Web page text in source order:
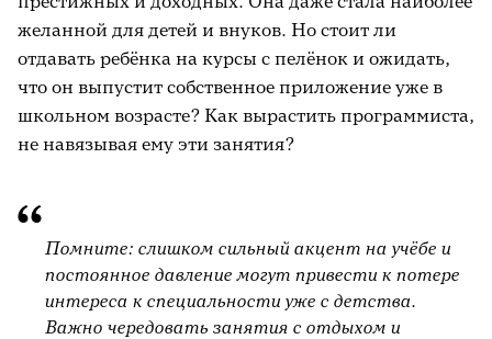
желанной для детей и внуков. Но стоит ли
отдавать ребёнка на курсы с пелёнок и ожидать,
что он выпустит собственное приложение уже в
школьном возрасте? Как вырастить программиста,
не навязывая ему эти занятия?
Помните: слишком сильный акцент на учёбе и
постоянное давление могут привести к потере
интереса к специальности уже с детства.
Важно чередовать занятия с отдыхом и